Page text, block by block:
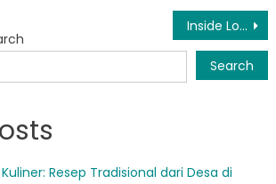
Inside Look: Seharian Kehidupan Petugas Satpol PP di Cibalong
Search
Resep Tradisional dari Desa di